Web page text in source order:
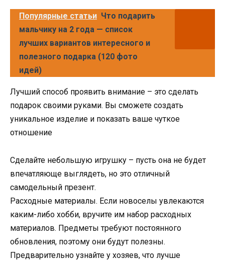
Популярные статьи Что подарить
мальчику на 2 года — список
лучших вариантов интересного и
полезного подарка (120 фото
идей)
Лучший способ проявить внимание – это сделать
подарок своими руками. Вы сможете создать
уникальное изделие и показать ваше чуткое
отношение
Сделайте небольшую игрушку – пусть она не будет
впечатляюще выглядеть, но это отличный
самодельный презент.
Расходные материалы. Если новоселы увлекаются
каким-либо хобби, вручите им набор расходных
материалов. Предметы требуют постоянного
обновления, поэтому они будут полезны.
Предварительно узнайте у хозяев, что лучше